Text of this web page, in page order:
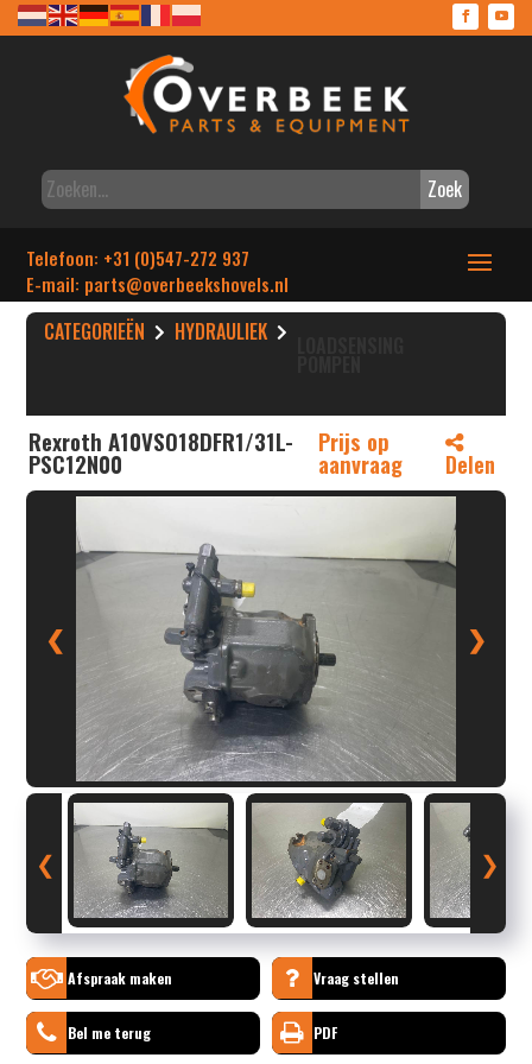
Zoek
Telefoon: +31 (0)547-272 937
E-mail: parts@overbeekshovels.nl
CATEGORIEËN HYDRAULIEK
Rexroth A10VSO18DFR1/31L-
PSC12N00
Prijs op
aanvraag Delen
❮ ❯
❮ ❯
Afspraak maken Vraag stellen
Bel me terug PDF